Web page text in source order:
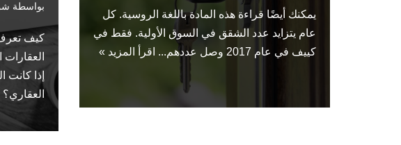
يمكنك أيضًا قراءة هذه المادة باللغة الروسية. كل
عام يتزايد عدد الشقق في السوق الأولية. فقط في
كييف في عام 2017 وصل عددهم...
اقرأ المزيد »
بواسطة
كيف
إذا كانت